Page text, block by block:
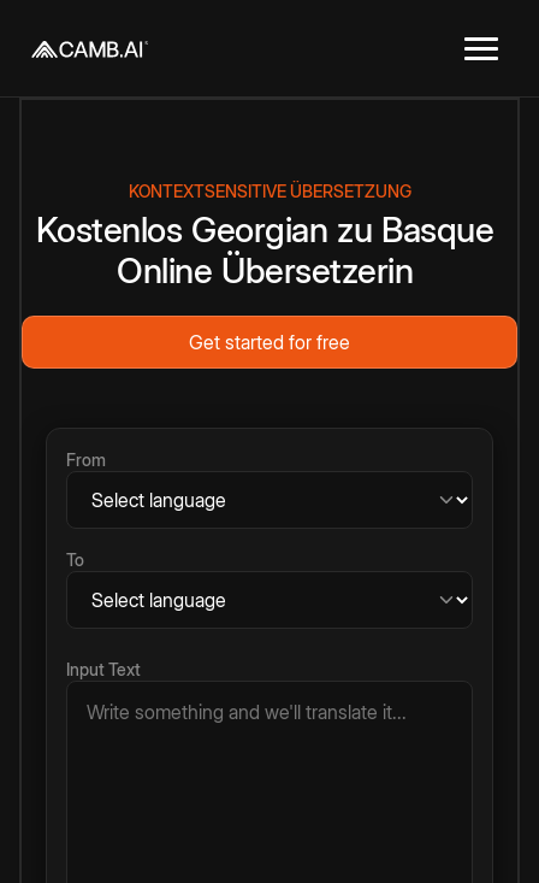
KONTEXTSENSITIVE ÜBERSETZUNG
Kostenlos Georgian zu Basque
Online Übersetzerin
Get started for free
From
To
Input Text